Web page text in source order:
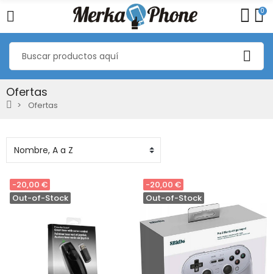
0
Ofertas
Ofertas
-20,00 €
Out-of-Stock
-20,00 €
Out-of-Stock